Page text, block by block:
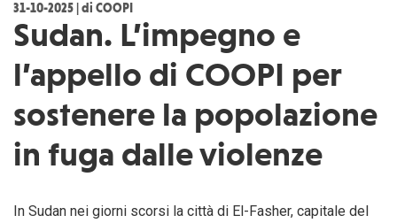
31-10-2025 | di COOPI
Sudan. L’impegno e
l’appello di COOPI per
sostenere la popolazione
in fuga dalle violenze
In Sudan nei giorni scorsi la città di El-Fasher, capitale del